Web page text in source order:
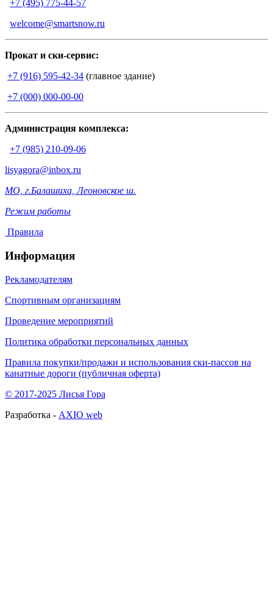
+7 (495) 775-44-57
welcome@smartsnow.ru
Прокат и ски-сервис:
+7 (916) 595-42-34 (главное здание)
+7 (000) 000-00-00
Администрация комплекса:
+7 (985) 210-09-06
lisyagora@inbox.ru
МО, г.Балашиха, Леоновское ш.
Режим работы
Правила
Информация
Рекламодателям
Спортивным организациям
Проведение мероприятий
Политика обработки персональных данных
Правила покупки/продажи и использования ски-пассов на
канатные дороги (публичная оферта)
© 2017-2025 Лисья Гора
Разработка - AXIO web